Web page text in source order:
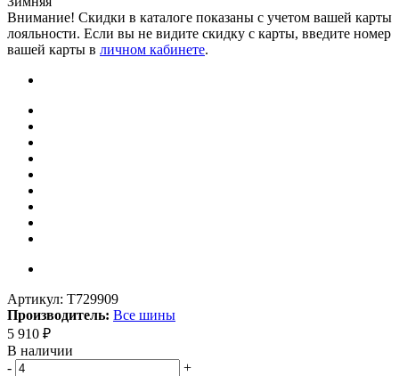
Внимание! Скидки в каталоге показаны с учетом вашей карты
лояльности. Если вы не видите скидку с карты, введите номер
вашей карты в личном кабинете.
Артикул: T729909
Производитель: Все шины
5 910 ₽
В наличии
-
+